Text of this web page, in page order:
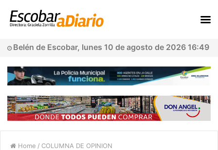
Belén de Escobar, lunes 10 de agosto de 2026 16:49
Home / COLUMNA DE OPINION